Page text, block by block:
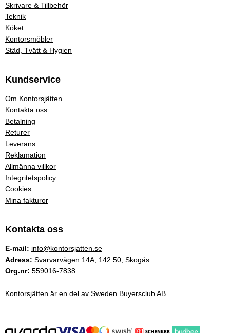
Skrivare & Tillbehör
Teknik
Köket
Kontorsmöbler
Städ, Tvätt & Hygien
Kundservice
Om Kontorsjätten
Kontakta oss
Betalning
Returer
Leverans
Reklamation
Allmänna villkor
Integritetspolicy
Cookies
Mina fakturor
Kontakta oss
E-mail: info@kontorsjatten.se
Adress: Svarvarvägen 14A, 142 50, Skogås
Org.nr: 559016-7838
Kontorsjätten är en del av Sweden Buyersclub AB